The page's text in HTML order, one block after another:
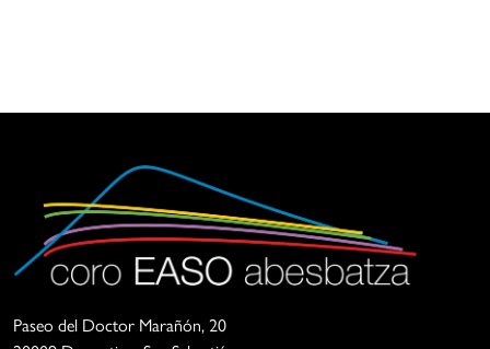
Easo
Asociación
Paseo del Doctor Marañón, 20